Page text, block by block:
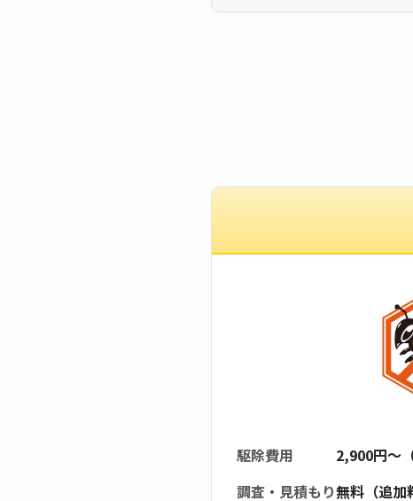
駆除費用
2,900円〜
調査・見積もり無料（追加